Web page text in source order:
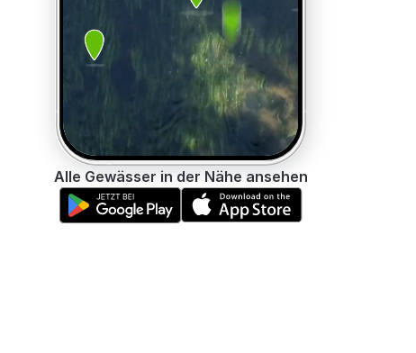
Alle Gewässer in der Nähe ansehen